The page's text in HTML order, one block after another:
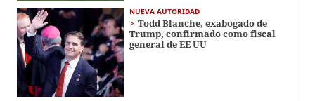
NUEVA AUTORIDAD
Todd Blanche, exabogado de
Trump, confirmado como fiscal
general de EE UU